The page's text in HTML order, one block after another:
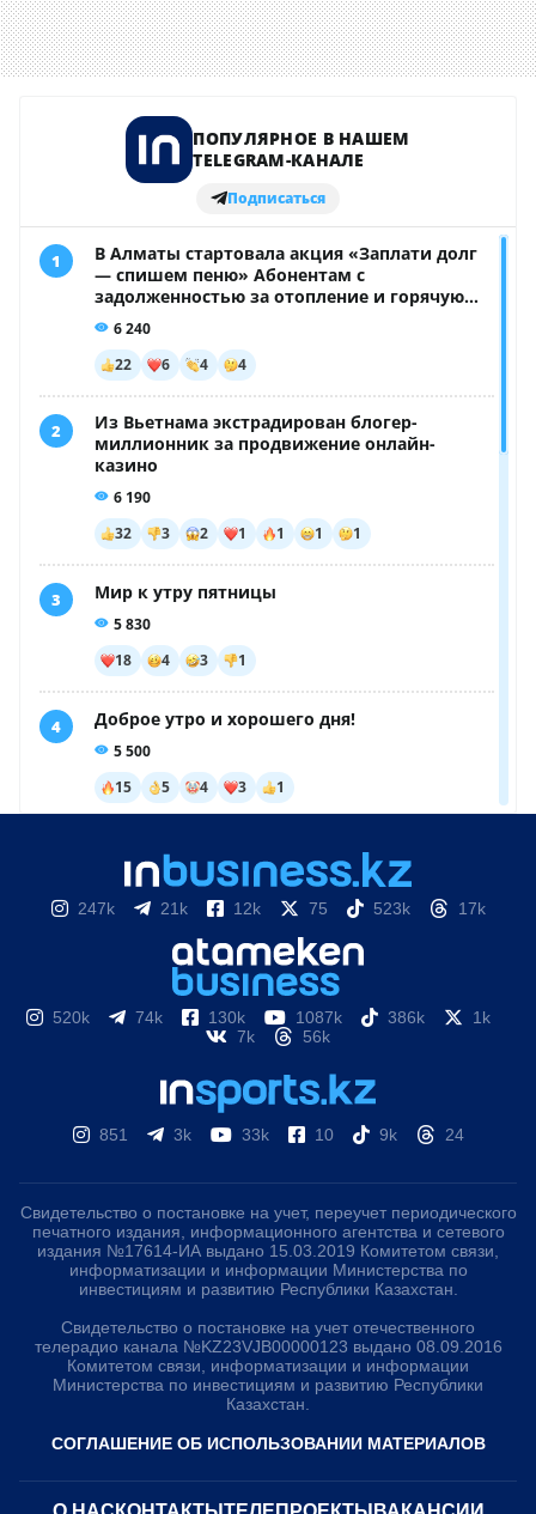
247k 21k 12k 75 523k 17k
520k 74k 130k 1087k 386k
1k
7k
56k
851 3k 33k 10 9k 24
Свидетельство о постановке на учет, переучет периодического
печатного издания, информационного агентства и сетевого
издания №17614-ИА выдано 15.03.2019 Комитетом связи,
информатизации и информации Министерства по
инвестициям и развитию Республики Казахстан.
Свидетельство о постановке на учет отечественного
телерадио канала №KZ23VJB00000123 выдано 08.09.2016
Комитетом связи, информатизации и информации
Министерства по инвестициям и развитию Республики
Казахстан.
СОГЛАШЕНИЕ ОБ ИСПОЛЬЗОВАНИИ МАТЕРИАЛОВ